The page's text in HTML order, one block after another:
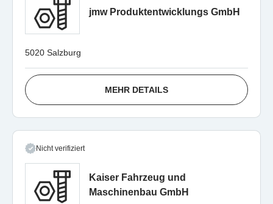
jmw Produktentwicklungs GmbH
5020 Salzburg
MEHR DETAILS
Nicht verifiziert
Kaiser Fahrzeug und
Maschinenbau GmbH